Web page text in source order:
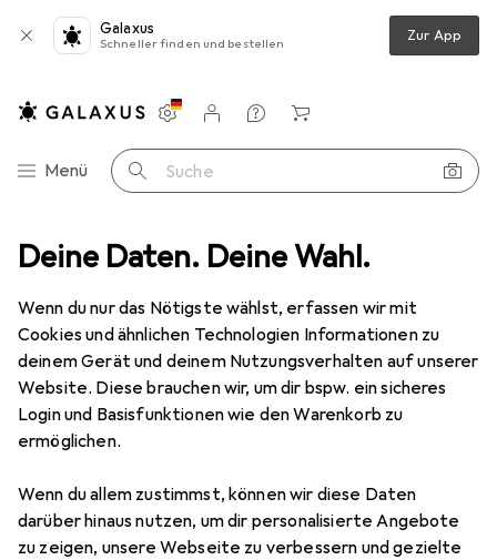
Deine Daten. Deine Wahl.
Wenn du nur das Nötigste wählst, erfassen wir mit
Cookies und ähnlichen Technologien Informationen zu
deinem Gerät und deinem Nutzungsverhalten auf unserer
Website. Diese brauchen wir, um dir bspw. ein sicheres
Login und Basisfunktionen wie den Warenkorb zu
ermöglichen.
Wenn du allem zustimmst, können wir diese Daten
darüber hinaus nutzen, um dir personalisierte Angebote
zu zeigen, unsere Webseite zu verbessern und gezielte
Galaxus
Schneller finden und bestellen Zur App
Navigation nach Kategorien
Menü Suche
Einstellungen
Kundenkonto
Vergleichslisten
Merklisten
Warenkorb
USV Zubehör Cyberpower MBP20HVIEC6 Manueller Bypass IEC
5 Bilder
Cyberpower MBP20HVIEC6 Manueller
Bypass IEC
Preis in EUR inkl. MwSt.
EUR
243,32